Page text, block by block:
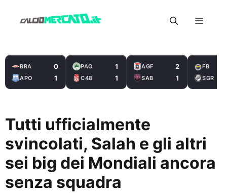
Menu
BRA 0
APO 1
PAO 1
C48 1
AGF 2
SAB 1
FB
SGR
Tutti ufficialmente
svincolati, Salah e gli altri
sei big dei Mondiali ancora
senza squadra